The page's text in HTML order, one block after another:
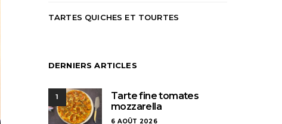
TARTES QUICHES ET TOURTES
DERNIERS ARTICLES
1
Tarte fine tomates
mozzarella
6 AOÛT 2026